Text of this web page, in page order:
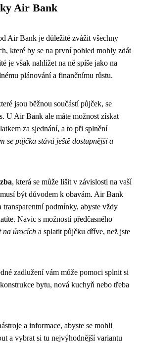
Air Bank
Air Bank je důležité zvážit všechny
které by se na první pohled mohly zdát
je však nahlížet na ně spíše jako na
plánování a finančnímu růstu.
jsou běžnou součástí půjček, se
U Air Bank ale máte možnost získat
za sjednání, a to při splnění
se půjčka stává ještě dostupnější a
, která se může lišit v závislosti na vaší
být důvodem k obavám. Air Bank
transparentní podmínky, abyste vždy
Navíc s možností předčasného
na úrocích a splatit půjčku dříve, než jste
zadlužení vám může pomoci splnit si
bytu, nová kuchyň nebo třeba
a informace, abyste se mohli
a vybrat si tu nejvýhodnější variantu